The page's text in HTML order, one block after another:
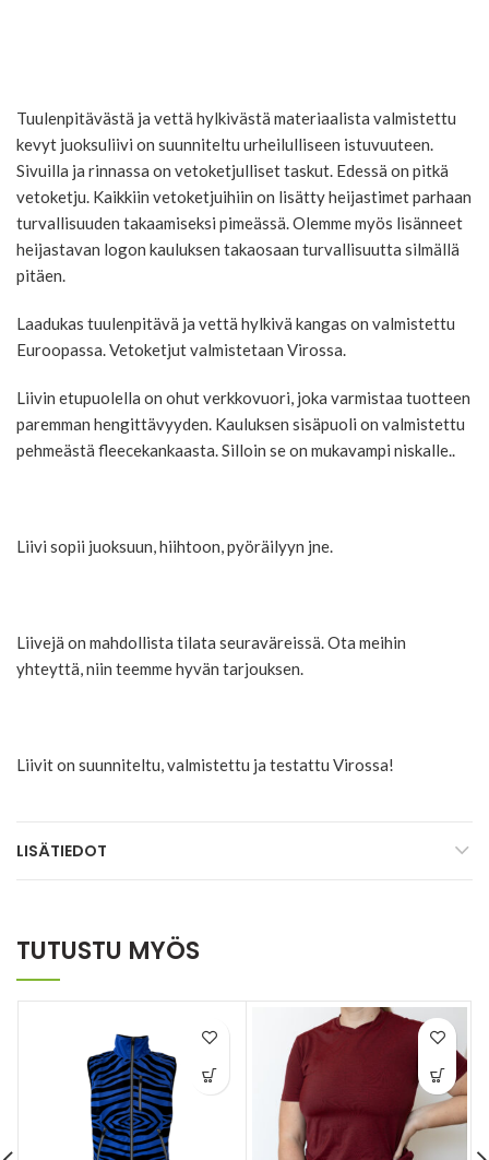
Tuulenpitävästä ja vettä hylkivästä materiaalista valmistettu
kevyt juoksuliivi on suunniteltu urheilulliseen istuvuuteen.
Sivuilla ja rinnassa on vetoketjulliset taskut. Edessä on pitkä
vetoketju. Kaikkiin vetoketjuihiin on lisätty heijastimet parhaan
turvallisuuden takaamiseksi pimeässä. Olemme myös lisänneet
heijastavan logon kauluksen takaosaan turvallisuutta silmällä
pitäen.
Laadukas tuulenpitävä ja vettä hylkivä kangas on valmistettu
Euroopassa. Vetoketjut valmistetaan Virossa.
Liivin etupuolella on ohut verkkovuori, joka varmistaa tuotteen
paremman hengittävyyden. Kauluksen sisäpuoli on valmistettu
pehmeästä fleecekankaasta. Silloin se on mukavampi niskalle..
Liivi sopii juoksuun, hiihtoon, pyöräilyyn jne.
Liivejä on mahdollista tilata seuraväreissä. Ota meihin
yhteyttä, niin teemme hyvän tarjouksen.
Liivit on suunniteltu, valmistettu ja testattu Virossa!
LISÄTIEDOT
TUTUSTU MYÖS